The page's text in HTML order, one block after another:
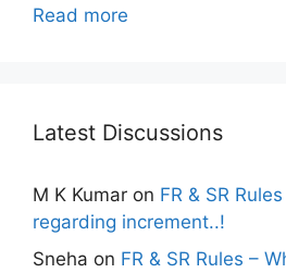
Read more
Latest Discussions
M K Kumar on FR & SR
regarding increment..!
Sneha on FR & SR Rules –